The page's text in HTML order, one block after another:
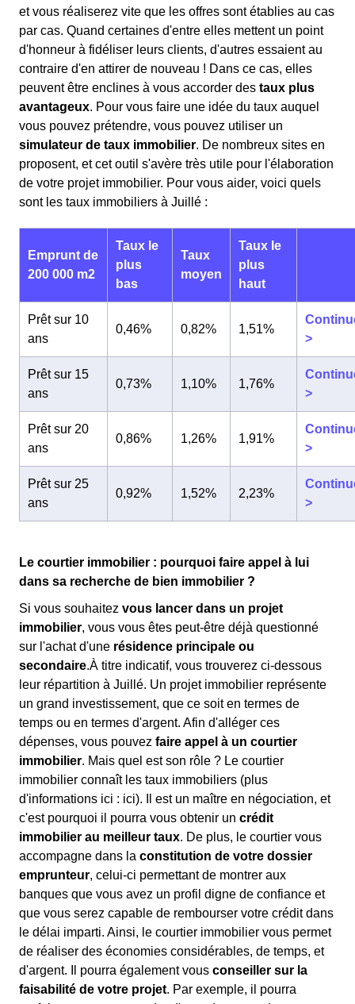
et vous réaliserez vite que les offres sont établies au cas
par cas. Quand certaines d'entre elles mettent un point
d'honneur à fidéliser leurs clients, d'autres essaient au
contraire d'en attirer de nouveau ! Dans ce cas, elles
peuvent être enclines à vous accorder des taux plus
avantageux. Pour vous faire une idée du taux auquel
vous pouvez prétendre, vous pouvez utiliser un
simulateur de taux immobilier. De nombreux sites en
proposent, et cet outil s'avère très utile pour l'élaboration
de votre projet immobilier. Pour vous aider, voici quels
sont les taux immobiliers à Juillé :
Emprunt de
200 000 m2
Taux le
plus
bas
Taux
moyen
Taux le
plus
haut
Prêt sur 10
ans
0,46% 0,82% 1,51%
>
Prêt sur 15
ans
0,73% 1,10% 1,76%
>
Prêt sur 20
ans
0,86% 1,26% 1,91%
>
Prêt sur 25
ans
0,92% 1,52% 2,23%
>
Le courtier immobilier : pourquoi faire appel à lui
dans sa recherche de bien immobilier ?
Si vous souhaitez vous lancer dans un projet
immobilier, vous vous êtes peut-être déjà questionné
sur l'achat d'une résidence principale ou
secondaire.À titre indicatif, vous trouverez ci-dessous
leur répartition à Juillé. Un projet immobilier représente
un grand investissement, que ce soit en termes de
temps ou en termes d'argent. Afin d'alléger ces
dépenses, vous pouvez faire appel à un courtier
immobilier. Mais quel est son rôle ? Le courtier
immobilier connaît les taux immobiliers (plus
d'informations ici : ici). Il est un maître en négociation, et
c'est pourquoi il pourra vous obtenir un crédit
immobilier au meilleur taux. De plus, le courtier vous
accompagne dans la constitution de votre dossier
emprunteur, celui-ci permettant de montrer aux
banques que vous avez un profil digne de confiance et
que vous serez capable de rembourser votre crédit dans
le délai imparti. Ainsi, le courtier immobilier vous permet
de réaliser des économies considérables, de temps, et
d'argent. Il pourra également vous conseiller sur la
faisabilité de votre projet. Par exemple, il pourra